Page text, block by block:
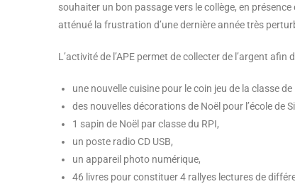
souhaiter un bon passage vers le collège, en
atténué la frustration d’une dernière année très
L’activité de l’APE permet de collecter de l’argent
une nouvelle cuisine pour le coin jeu de la classe
des nouvelles décorations de Noël pour l’école de
1 sapin de Noël par classe du RPI,
un poste radio CD USB,
un appareil photo numérique,
46 livres pour constituer 4 rallyes lectures de